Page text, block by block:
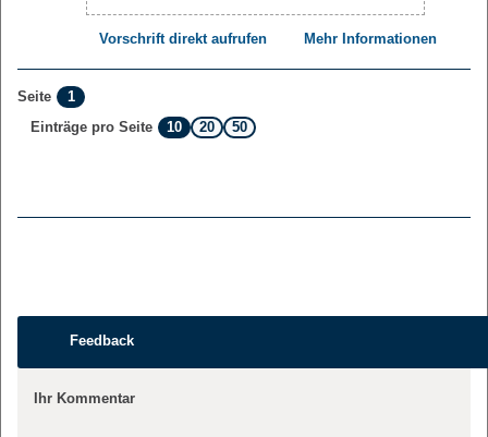
Vorschrift direkt aufrufen Mehr Informationen
Seite
1
Einträge pro Seite
10 20 50
Feedback
Ihr Kommentar